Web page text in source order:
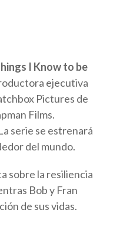
I Know to be
ejecutiva
Pictures de
Films.
serie se estrenará
del mundo.
sobre la resiliencia
Bob y Fran
de sus vidas.